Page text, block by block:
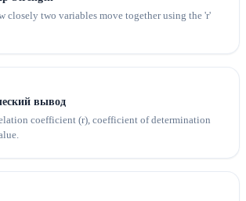
closely two variables move together using the 'r'
вывод
coefficient (r), coefficient of determination